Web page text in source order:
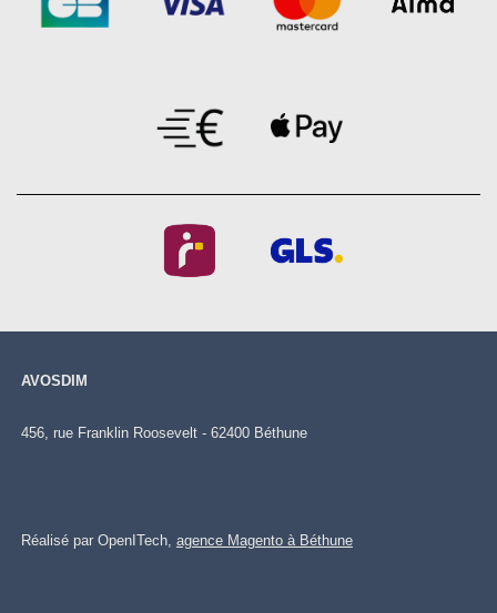
AVOSDIM
456, rue Franklin Roosevelt - 62400 Béthune
Réalisé par OpenITech, agence Magento à Béthune